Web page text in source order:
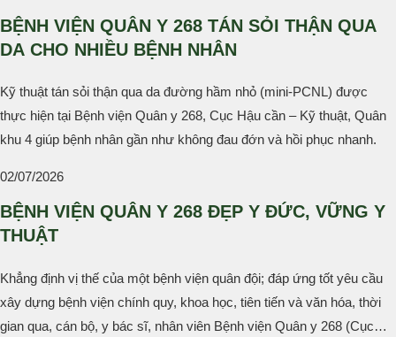
BỆNH VIỆN QUÂN Y 268 TÁN SỎI THẬN QUA
DA CHO NHIỀU BỆNH NHÂN
Kỹ thuật tán sỏi thận qua da đường hầm nhỏ (mini-PCNL) được
thực hiện tại Bệnh viện Quân y 268, Cục Hậu cần – Kỹ thuật, Quân
khu 4 giúp bệnh nhân gần như không đau đớn và hồi phục nhanh.
02/07/2026
BỆNH VIỆN QUÂN Y 268 ĐẸP Y ĐỨC, VỮNG Y
THUẬT
Khẳng định vị thế của một bệnh viện quân đội; đáp ứng tốt yêu cầu
xây dựng bệnh viện chính quy, khoa học, tiên tiến và văn hóa, thời
gian qua, cán bộ, y bác sĩ, nhân viên Bệnh viện Quân y 268 (Cục